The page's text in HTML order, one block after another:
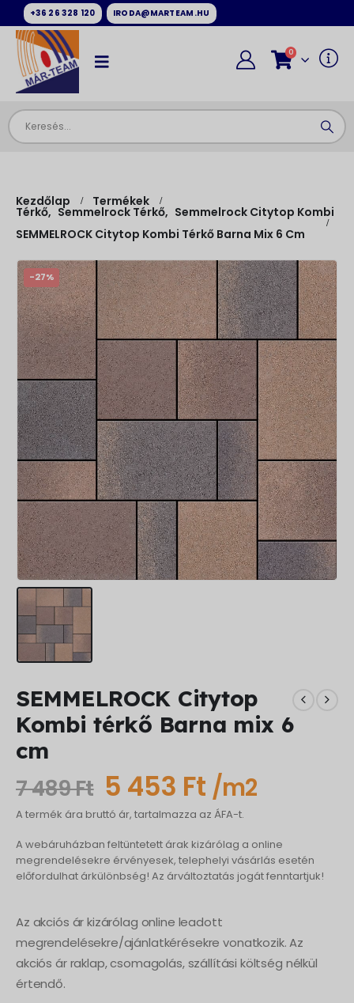
+36 26 328 120 IRODA@MARTEAM.HU
0
Kezdőlap Termékek
Térkő, Semmelrock Térkő, Semmelrock Citytop Kombi
SEMMELROCK Citytop Kombi Térkő Barna Mix 6 Cm
-27%
SEMMELROCK Citytop
Kombi térkő Barna mix 6
cm
7 489Ft Original
price
was:
7
489 Ft.
5 453 FtCurrent
price
is:
5
453 Ft.
/m2
A termék ára bruttó ár, tartalmazza az ÁFA-t.
A webáruházban feltüntetett árak kizárólag a online
megrendelésekre érvényesek, telephelyi vásárlás esetén
előfordulhat árkülönbség! Az árváltoztatás jogát fenntartjuk!
Az akciós ár kizárólag online leadott
megrendelésekre/ajánlatkérésekre vonatkozik. Az
akciós ár raklap, csomagolás, szállítási költség nélkül
értendő.